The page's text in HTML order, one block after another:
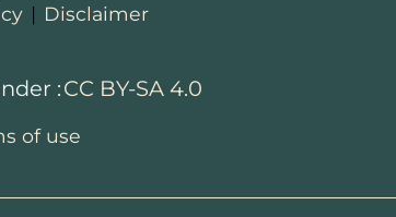
| Disclaimer
:CC BY-SA 4.0
of use